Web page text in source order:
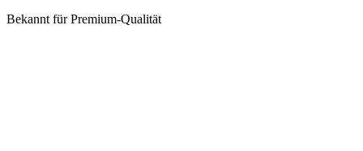
Bekannt für Premium-Qualität